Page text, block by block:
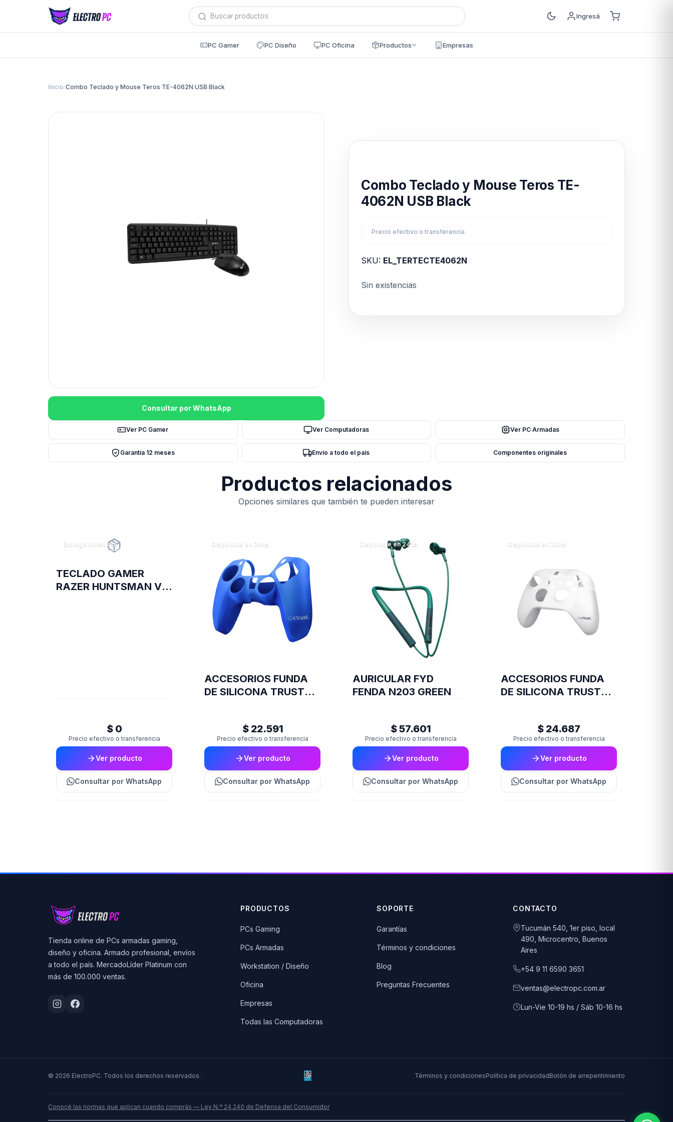
Búsqueda
de
productos
Ingresá
PC Gamer PC Diseño PC Oficina Productos Empresas
Inicio/Combo Teclado y Mouse Teros TE-4062N USB Black
Consultar por WhatsApp
Combo Teclado y Mouse Teros TE-
4062N USB Black
Precio efectivo o transferencia
SKU: EL_TERTECTE4062N
Sin existencias
Ver PC Gamer Ver Computadoras Ver PC Armadas
Garantía 12 meses Envío a todo el país Componentes originales
Productos relacionados
Opciones similares que también te pueden interesar
Entrega inmediata
TECLADO GAMER
RAZER HUNTSMAN V2
$ 0
Precio efectivo o transferencia
Ver producto
Consultar por WhatsApp
Disponible en 24hs
ACCESORIOS FUNDA
DE SILICONA TRUST
$ 22.591
Precio efectivo o transferencia
Ver producto
Consultar por WhatsApp
Disponible en 24hs
AURICULAR FYD
FENDA N203 GREEN
$ 57.601
Precio efectivo o transferencia
Ver producto
Consultar por WhatsApp
Disponible en 24hs
ACCESORIOS FUNDA
DE SILICONA TRUST
$ 24.687
Precio efectivo o transferencia
Ver producto
Consultar por WhatsApp
Tienda online de PCs armadas gaming,
diseño y oficina. Armado profesional, envíos
a todo el país. MercadoLíder Platinum con
más de 100.000 ventas.
PRODUCTOS
PCs Gaming
PCs Armadas
Workstation / Diseño
Oficina
Empresas
Todas las Computadoras
SOPORTE
Garantías
Términos y condiciones
Blog
Preguntas Frecuentes
CONTACTO
Tucumán 540, 1er piso, local
490, Microcentro, Buenos
Aires
+54 9 11 6590 3651
ventas@electropc.com.ar
Lun-Vie 10-19 hs / Sáb 10-16 hs
© 2026 ElectroPC. Todos los derechos reservados. Términos y condicionesPolítica de privacidadBotón de arrepentimiento
Conocé las normas que aplican cuando comprás — Ley N.º 24.240 de Defensa del Consumidor